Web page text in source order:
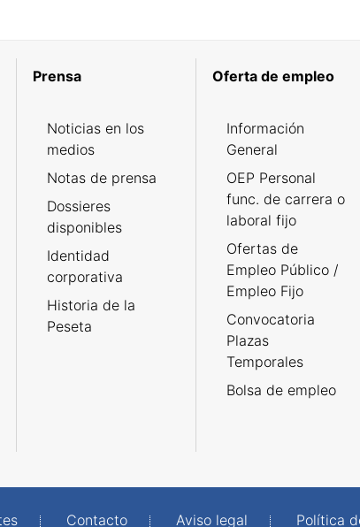
Prensa
Noticias en los
medios
Notas de prensa
Dossieres
disponibles
Identidad
corporativa
Historia de la
Peseta
Oferta de empleo
Información
General
OEP Personal
func. de carrera o
laboral fijo
Ofertas de
Empleo Público /
Empleo Fijo
Convocatoria
Plazas
Temporales
Bolsa de empleo
Contacto Aviso legal Política